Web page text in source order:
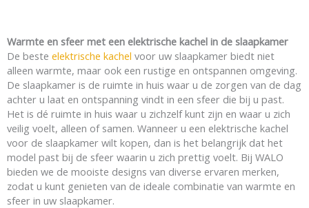
Warmte en sfeer met een elektrische kachel in de slaapkamer
De beste elektrische kachel voor uw slaapkamer biedt niet
alleen warmte, maar ook een rustige en ontspannen omgeving.
De slaapkamer is de ruimte in huis waar u de zorgen van de dag
achter u laat en ontspanning vindt in een sfeer die bij u past.
Het is dé ruimte in huis waar u zichzelf kunt zijn en waar u zich
veilig voelt, alleen of samen. Wanneer u een elektrische kachel
voor de slaapkamer wilt kopen, dan is het belangrijk dat het
model past bij de sfeer waarin u zich prettig voelt. Bij WALO
bieden we de mooiste designs van diverse ervaren merken,
zodat u kunt genieten van de ideale combinatie van warmte en
sfeer in uw slaapkamer.